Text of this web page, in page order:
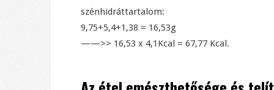
szénhidráttartalom:
9,75+5,4+1,38 = 16,53g
——>> 16,53 x 4,1Kcal = 67,77 Kcal.